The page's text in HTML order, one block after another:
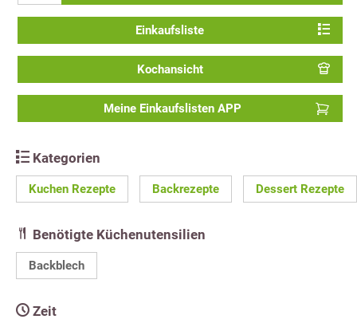
Einkaufsliste
Kochansicht
Meine Einkaufslisten APP
Kategorien
Kuchen Rezepte Backrezepte Dessert Rezepte
Benötigte Küchenutensilien
Backblech
Zeit